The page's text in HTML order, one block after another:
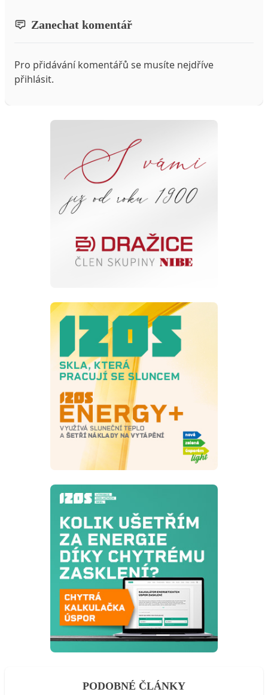
Zanechat komentář
Pro přidávání komentářů se musíte nejdříve
přihlásit.
PODOBNÉ ČLÁNKY